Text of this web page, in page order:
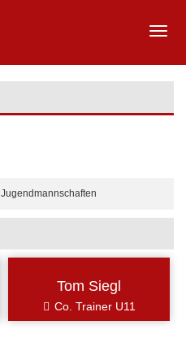
Jugendmannschaften
Tom Siegl
Co. Trainer U11